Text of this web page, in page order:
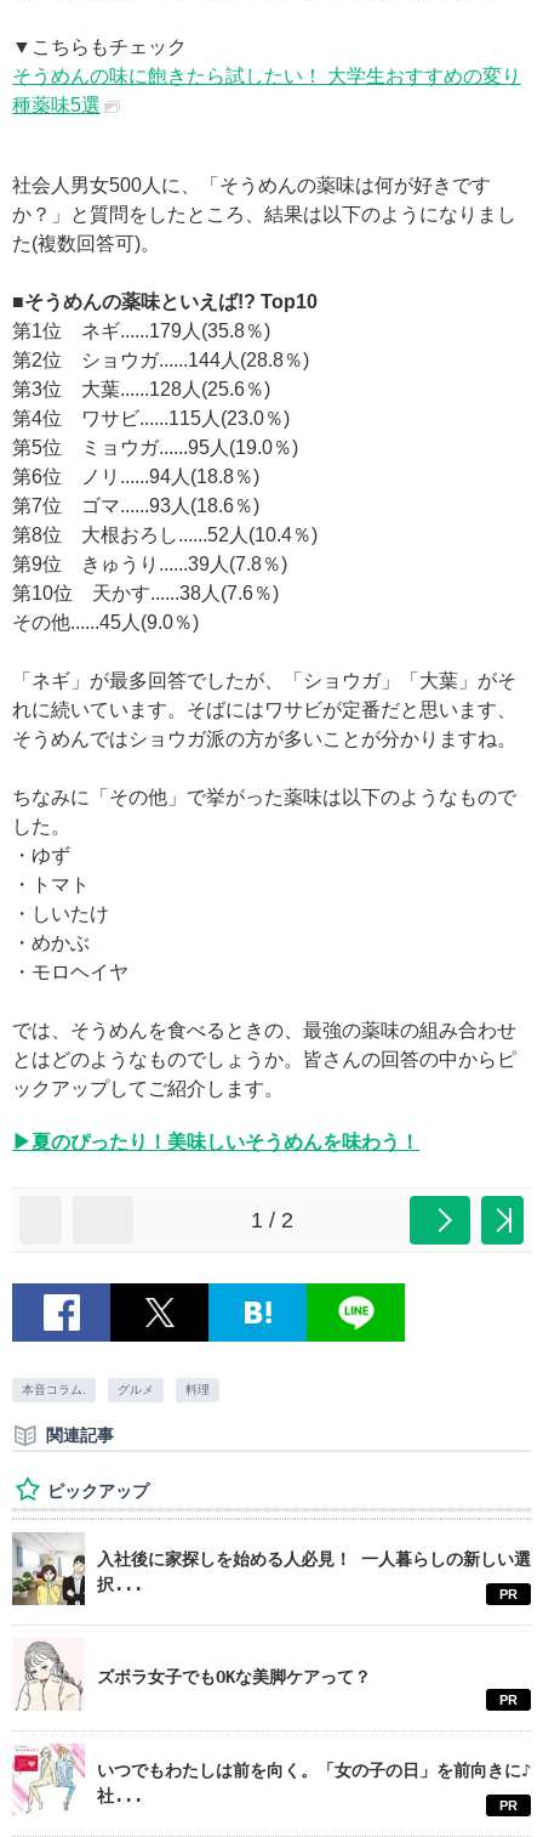
▼こちらもチェック
そうめんの味に飽きたら試したい！ 大学生おすすめの変り
種薬味5選
社会人男女500人に、「そうめんの薬味は何が好きです
か？」と質問をしたところ、結果は以下のようになりまし
た(複数回答可)。
■そうめんの薬味といえば!? Top10
第1位 ネギ......179人(35.8％)
第2位 ショウガ......144人(28.8％)
第3位 大葉......128人(25.6％)
第4位 ワサビ......115人(23.0％)
第5位 ミョウガ......95人(19.0％)
第6位 ノリ......94人(18.8％)
第7位 ゴマ......93人(18.6％)
第8位 大根おろし......52人(10.4％)
第9位 きゅうり......39人(7.8％)
第10位 天かす......38人(7.6％)
その他......45人(9.0％)
「ネギ」が最多回答でしたが、「ショウガ」「大葉」がそ
れに続いています。そばにはワサビが定番だと思います、
そうめんではショウガ派の方が多いことが分かりますね。
ちなみに「その他」で挙がった薬味は以下のようなもので
した。
・ゆず
・トマト
・しいたけ
・めかぶ
・モロヘイヤ
では、そうめんを食べるときの、最強の薬味の組み合わせ
とはどのようなものでしょうか。皆さんの回答の中からピ
ックアップしてご紹介します。
▶夏のぴったり！美味しいそうめんを味わう！
1 / 2
本音コラム. グルメ 料理
関連記事
ピックアップ
入社後に家探しを始める人必見！ 一人暮らしの新しい選
択...
PR
ズボラ女子でもOKな美脚ケアって？
PR
いつでもわたしは前を向く。「女の子の日」を前向きに♪
社...
PR